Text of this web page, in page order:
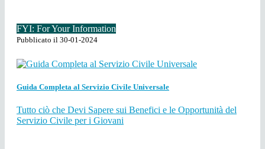
FYI: For Your Information
Pubblicato il 30-01-2024
Guida Completa al Servizio Civile Universale
Tutto ciò che Devi Sapere sui Benefici e le Opportunità del
Servizio Civile per i Giovani